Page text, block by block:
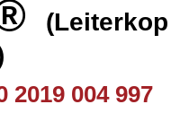
(Leiterkop
2019 004 997